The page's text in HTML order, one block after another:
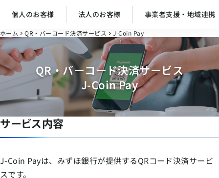
個人のお客様 法人のお客様 事業者支援・地域連携
ホーム QR・バーコード決済サービス J-Coin Pay
QR・バーコード決済サービス
J-Coin Pay
サービス内容
J-Coin Payは、みずほ銀行が提供するQRコード決済サービ
スです。